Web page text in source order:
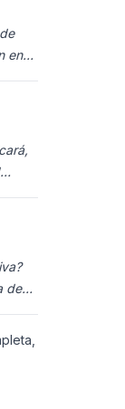
en
de